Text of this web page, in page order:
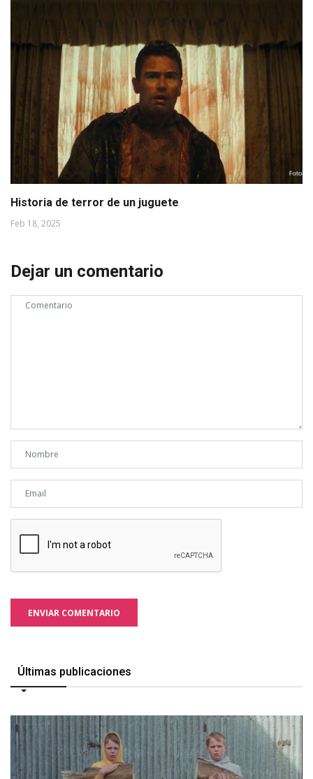
Historia de terror de un juguete
Feb 18, 2025
Dejar un comentario
ENVIAR COMENTARIO
Últimas publicaciones